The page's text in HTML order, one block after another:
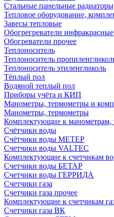
Стальные панельные
Тепловое оборудование,
Завесы тепловые
Обогрегреватели инфракрасные
Обогреватели прочее
Теплоноситель
Теплоноситель
Теплоноситель этиленгликоль
Тёплый пол
Водяной теплый пол
Приборы учёта и КИП
Манометры, термометры и
Манометры, термометры
Комплектующие к манометрам,
Счётчики воды
Счётчики воды МЕТЕР
Счетчики воды VALTEC
Комплектующие к счетчикам
Счетчики воды БЕТАР
Счетчики воды ГЕРРИДА
Счетчики газа
Счетчики газа прочее
Комплектующие к счетчикам
Счетчики газа ВК